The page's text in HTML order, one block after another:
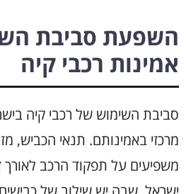
השפעת סביבת
אמינות רכבי קיה
סביבת השימוש של רכבי קיה
מרכזי באמינותם. תנאי הכביש,
משפיעים על תפקוד הרכב לאורך